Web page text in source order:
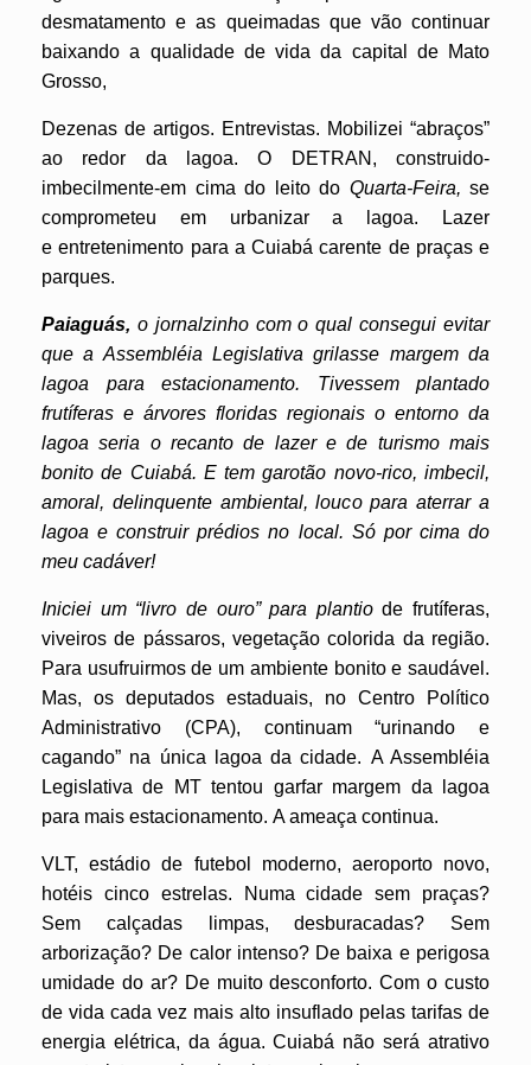
desmatamento e as queimadas que vão continuar
baixando a qualidade de vida da capital de Mato
Grosso,
Dezenas de artigos. Entrevistas. Mobilizei “abraços”
ao redor da lagoa. O DETRAN, construido-
imbecilmente-em cima do leito do Quarta-Feira, se
comprometeu em urbanizar a lagoa. Lazer
e entretenimento para a Cuiabá carente de praças e
parques.
Paiaguás, o jornalzinho com o qual consegui evitar
que a Assembléia Legislativa grilasse margem da
lagoa para estacionamento. Tivessem plantado
frutíferas e árvores floridas regionais o entorno da
lagoa seria o recanto de lazer e de turismo mais
bonito de Cuiabá. E tem garotão novo-rico, imbecil,
amoral, delinquente ambiental, louco para aterrar a
lagoa e construir prédios no local. Só por cima do
meu cadáver!
Iniciei um “livro de ouro” para plantiode frutíferas,
viveiros de pássaros, vegetação colorida da região.
Para usufruirmos de um ambiente bonito e saudável.
Mas, os deputados estaduais, no Centro Político
Administrativo (CPA), continuam “urinando e
cagando” na única lagoa da cidade. A Assembléia
Legislativa de MT tentou garfar margem da lagoa
para mais estacionamento. A ameaça continua.
VLT, estádio de futebol moderno, aeroporto novo,
hotéis cinco estrelas. Numa cidade sem praças?
Sem calçadas limpas, desburacadas? Sem
arborização? De calor intenso? De baixa e perigosa
umidade do ar? De muito desconforto. Com o custo
de vida cada vez mais alto insuflado pelas tarifas de
energia elétrica, da água. Cuiabá não será atrativo